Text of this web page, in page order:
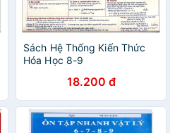
Sách Hệ Thống Kiến Thức
Hóa Học 8-9
18.200 đ